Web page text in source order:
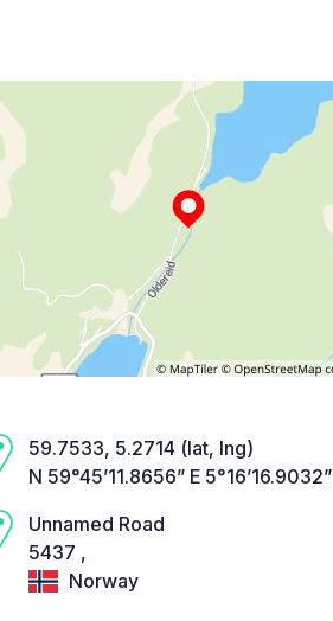
59.7533, 5.2714 (lat, lng)
N 59°45’11.8656” E 5°16’16.9032”
Unnamed Road
5437 ,
Norway